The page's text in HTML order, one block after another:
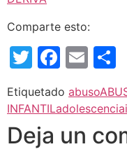
Comparte esto:
Twitter
Etiquetado abuso
INFANTILadolescencia
Deja un